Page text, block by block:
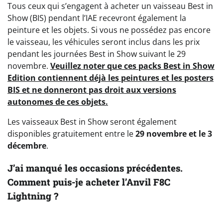
Tous ceux qui s’engagent à acheter un vaisseau Best in
Show (BIS) pendant l’IAE recevront également la
peinture et les objets. Si vous ne possédez pas encore
le vaisseau, les véhicules seront inclus dans les prix
pendant les journées Best in Show suivant le 29
novembre. Veuillez noter que ces packs Best in Show
Edition contiennent déjà les peintures et les posters
BIS et ne donneront pas droit aux versions
autonomes de ces objets.
Les vaisseaux Best in Show seront également
disponibles gratuitement entre le29 novembre et le 3
décembre.
J’ai manqué les occasions précédentes.
Comment puis-je acheter l’Anvil F8C
Lightning ?